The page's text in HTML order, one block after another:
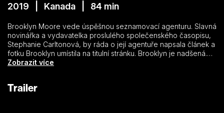
2019 | Kanada | 84 min
Brooklyn Moore vede úspěšnou seznamovací agenturu. Slavná
novinářka a vydavatelka proslulého společenského časopisu,
Stephanie Carltonová, by ráda o její agentuře napsala článek a
fotku Brooklyn umístila na titulní stránku. Brooklyn je nadšená.
Vše se ale zkomplikuje ve chvíli, kdy Stephanie u ní v agentuře
chvíli oznámí Brooklyn, že se právě s tímto mužem chce
Zobrazit více
Trailer